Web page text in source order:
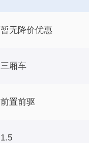
暂无降价优惠
三厢车
前置前驱
1.5